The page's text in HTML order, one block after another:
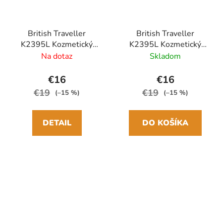
British Traveller
K2395L Kozmetický
kufrík 30cm Modrý Navy
Na dotaz
€16
€19 (–15 %)
DETAIL
British Traveller
K2395L Kozmetický
kufrík 30cm Šedý
Skladom
€16
€19 (–15 %)
DO KOŠÍKA